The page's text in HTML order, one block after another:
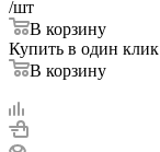
/шт
В корзину
Купить в один клик
В корзину